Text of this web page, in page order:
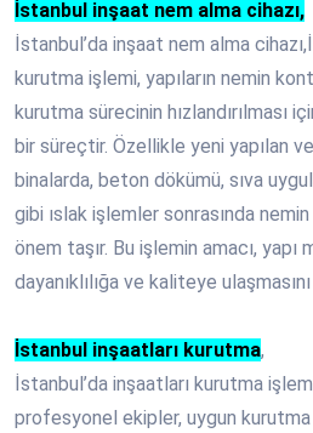
İstanbul inşaat nem alma cihazı,
İstanbul’da inşaat nem alma
kurutma işlemi, yapıların nemin
kurutma sürecinin hızlandırılması
bir süreçtir. Özellikle yeni yapılan
binalarda, beton dökümü, sıva
gibi ıslak işlemler sonrasında
önem taşır. Bu işlemin amacı,
dayanıklılığa ve kaliteye
İstanbul inşaatları kurutma,
İstanbul’da inşaatları kurutma
profesyonel ekipler, uygun kurutma